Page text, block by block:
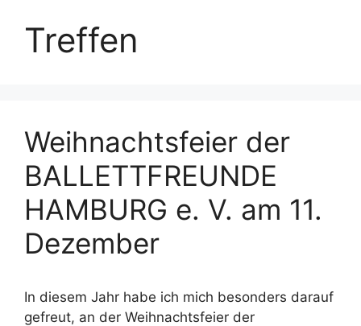
Treffen
Weihnachtsfeier der
BALLETTFREUNDE
HAMBURG e. V. am 11.
Dezember
In diesem Jahr habe ich mich besonders darauf
gefreut, an der Weihnachtsfeier der